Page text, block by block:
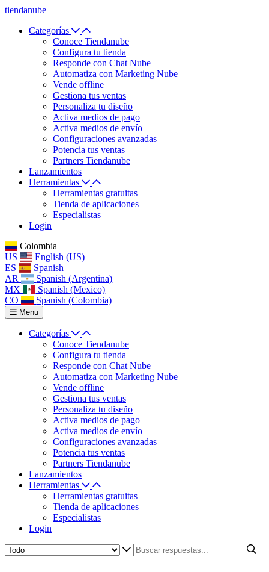
tiendanube
Categorías
Conoce Tiendanube
Configura tu tienda
Responde con Chat Nube
Automatiza con Marketing Nube
Vende offline
Gestiona tus ventas
Personaliza tu diseño
Activa medios de pago
Activa medios de envío
Configuraciones avanzadas
Potencia tus ventas
Partners Tiendanube
Lanzamientos
Herramientas
Herramientas gratuitas
Tienda de aplicaciones
Especialistas
Login
Colombia
US
English (US)
ES
Spanish
AR
Spanish (Argentina)
MX
Spanish (Mexico)
CO
Spanish (Colombia)
Menu
Categorías
Conoce Tiendanube
Configura tu tienda
Responde con Chat Nube
Automatiza con Marketing Nube
Vende offline
Gestiona tus ventas
Personaliza tu diseño
Activa medios de pago
Activa medios de envío
Configuraciones avanzadas
Potencia tus ventas
Partners Tiendanube
Lanzamientos
Herramientas
Herramientas gratuitas
Tienda de aplicaciones
Especialistas
Login